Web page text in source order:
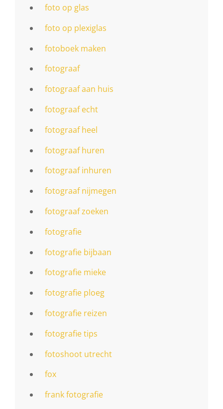
foto op glas
foto op plexiglas
fotoboek maken
fotograaf
fotograaf aan huis
fotograaf echt
fotograaf heel
fotograaf huren
fotograaf inhuren
fotograaf nijmegen
fotograaf zoeken
fotografie
fotografie bijbaan
fotografie mieke
fotografie ploeg
fotografie reizen
fotografie tips
fotoshoot utrecht
fox
frank fotografie